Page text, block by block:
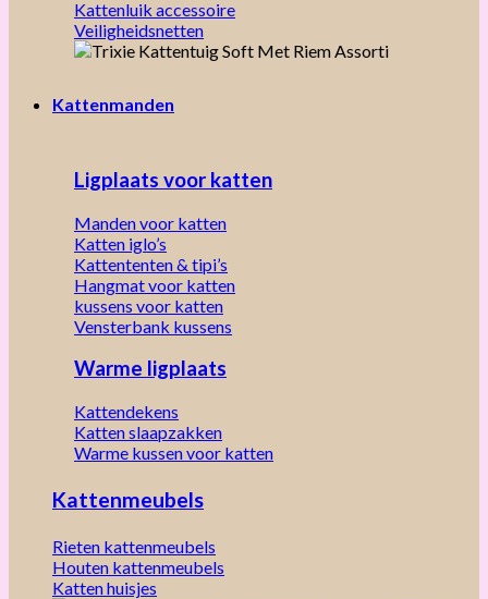
Kattenluik accessoire
Veiligheidsnetten
Kattenmanden
Ligplaats voor katten
Manden voor katten
Katten iglo’s
Kattententen & tipi’s
Hangmat voor katten
kussens voor katten
Vensterbank kussens
Warme ligplaats
Kattendekens
Katten slaapzakken
Warme kussen voor katten
Kattenmeubels
Rieten kattenmeubels
Houten kattenmeubels
Katten huisjes